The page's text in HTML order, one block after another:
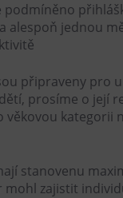
Svět techniky
ART
podmíněno
alespoň jednou
připraveny pro
prosíme o její
věkovou kategorii
stanovenu
mohl zajistit